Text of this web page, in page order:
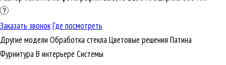
Заказать звонокГде посмотреть
Другие модели Обработка стеклаЦветовые решения Патина
ФурнитураВ интерьере Cистемы